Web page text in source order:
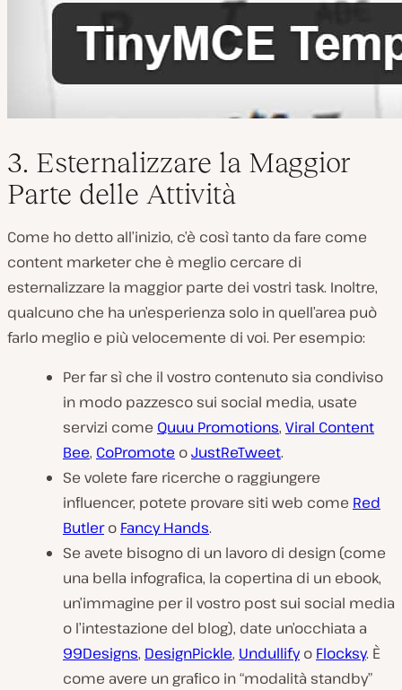
3. Esternalizzare la Maggior
Parte delle Attività
Come ho detto all’inizio, c’è così tanto da fare come
content marketer che è meglio cercare di
esternalizzare la maggior parte dei vostri task. Inoltre,
qualcuno che ha un’esperienza solo in quell’area può
farlo meglio e più velocemente di voi. Per esempio:
Per far sì che il vostro contenuto sia condiviso
in modo pazzesco sui social media, usate
servizi come Quuu Promotions, Viral Content
Bee, CoPromote oJustReTweet.
Se volete fare ricerche o raggiungere
influencer, potete provare siti web come Red
Butlero Fancy Hands.
Se avete bisogno di un lavoro di design (come
una bella infografica, la copertina di un ebook,
un’immagine per il vostro post sui social media
o l’intestazione del blog), date un’occhiata a
99Designs, DesignPickle, Undullifyo Flocksy. È
come avere un grafico in “modalità standby”